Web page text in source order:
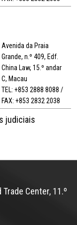
Avenida da Praia
Grande, n.º 409, Edf.
China Law, 15.º andar
C, Macau
TEL: +853 2888 8088 /
FAX: +853 2832 2038
judiciais
Center, 11.º